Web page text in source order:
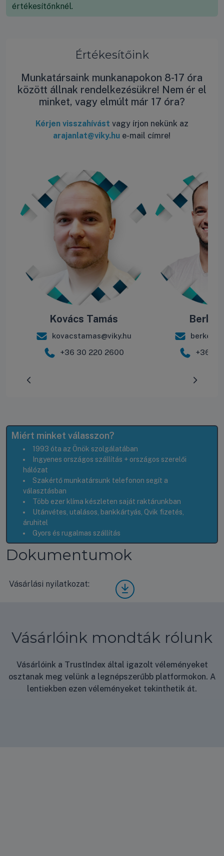
Értékesítőink
Munkatársaink munkanapokon 8-17 óra
között állnak rendelkezésükre! Nem ér el
minket, vagy elmúlt már 17 óra?
Kérjen visszahívást vagy írjon nekünk az
arajanlat@viky.hu e-mail címre!
Kovács Tamás
kovacstamas@viky.hu
+36 30 220 2600
Berke
+36 30
értékesítőnknél.
Miért minket válasszon?
1993 óta az Önök szolgálatában
Ingyenes országos szállítás + országos szerelői
hálózat
Szakértő munkatársunk telefonon segít a
választásban
Több ezer klíma készleten saját raktárunkban
Utánvétes, utalásos, bankkártyás, Qvik fizetés,
áruhitel
Gyors és rugalmas szállítás
Dokumentumok
Vásárlási nyilatkozat:
Vásá
rlási
Vásárlóink mondták rólunk
Vásárlóink a TrustIndex által igazolt véleményeket
osztanak meg velünk a legnépszerűbb platformokon. A
lentiekben ezen véleményeket tekinthetik át.